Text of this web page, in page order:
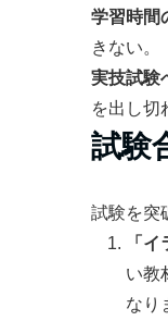
学習時間
きない。
実技試験
を出し切
試験
試験を突
「
い教
なり